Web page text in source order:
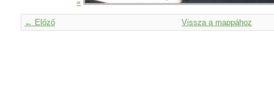
«
← Előző Vissza a mappához